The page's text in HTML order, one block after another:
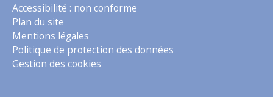
Accessibilité : non conforme
Plan du site
Mentions légales
Politique de protection des données
Gestion des cookies